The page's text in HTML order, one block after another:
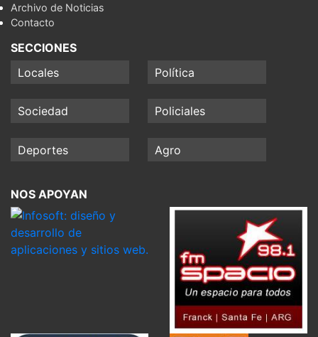
Archivo de Noticias
Contacto
SECCIONES
Locales
Política
Sociedad Policiales
Deportes Agro
NOS APOYAN